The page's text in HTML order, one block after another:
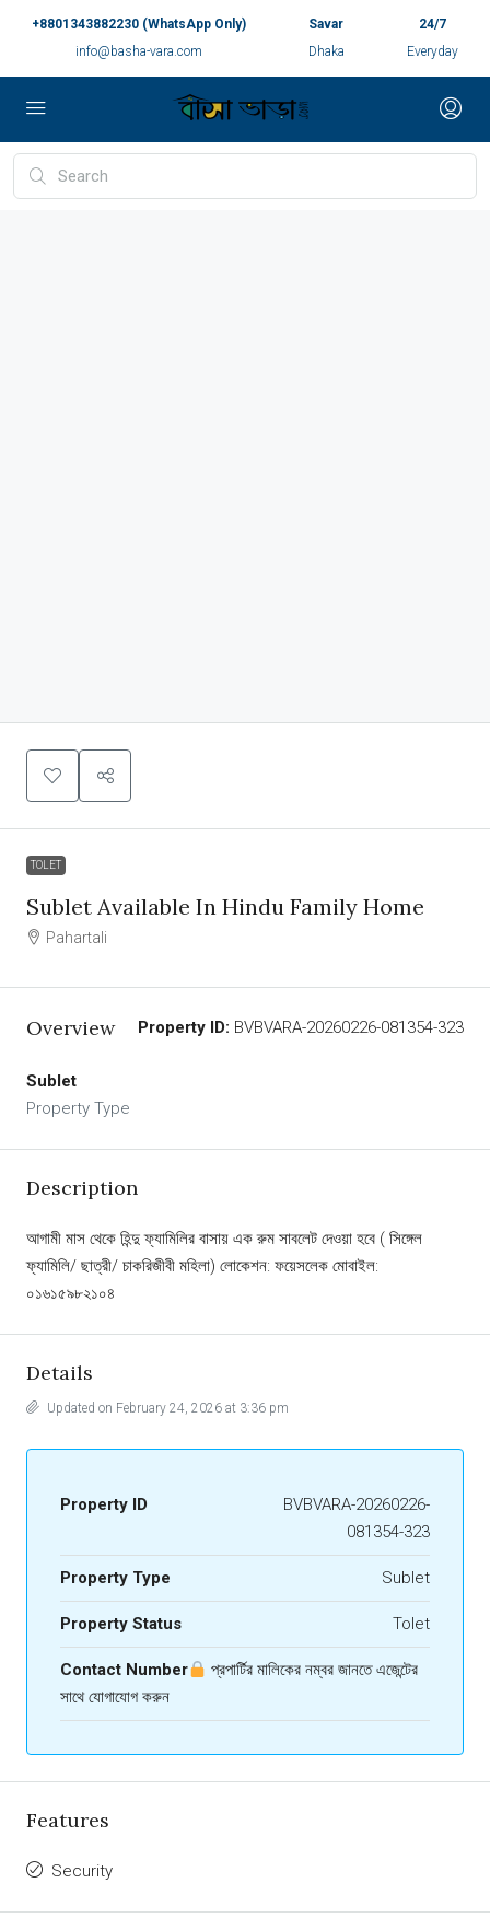
+8801343882230 (WhatsApp Only)
info@basha-vara.com
Savar
Dhaka
24/7
Everyday
TOLET
Sublet Available In Hindu Family Home
Pahartali
Overview Property ID: BVBVARA-20260226-081354-323
Sublet
Property Type
Description
আগামী মাস থেকে হিন্দু ফ্যামিলির বাসায় এক রুম সাবলেট দেওয়া হবে ( সিঙ্গেল
ফ্যামিলি/ ছাত্রী/ চাকরিজীবী মহিলা) লোকেশন: ফয়েসলেক মোবাইল:
০১৬১৫৯৮২১০৪
Details
Updated on February 24, 2026 at 3:36 pm
Property ID
BVBVARA-20260226-
081354-323
Property Type Sublet
Property Status Tolet
Contact Number
প্রপার্টির মালিকের নম্বর জানতে এজেন্টের
সাথে যোগাযোগ করুন
Features
Security